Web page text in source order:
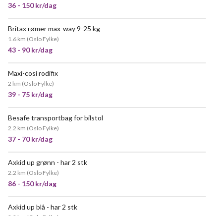
36 - 150 kr/dag
Britax rømer max-way 9-25 kg
1.6 km (Oslo Fylke)
43 - 90 kr/dag
Maxi-cosi rodifix
2 km (Oslo Fylke)
39 - 75 kr/dag
Besafe transportbag for bilstol
2.2 km (Oslo Fylke)
37 - 70 kr/dag
Axkid up grønn - har 2 stk
2.2 km (Oslo Fylke)
86 - 150 kr/dag
Axkid up blå - har 2 stk